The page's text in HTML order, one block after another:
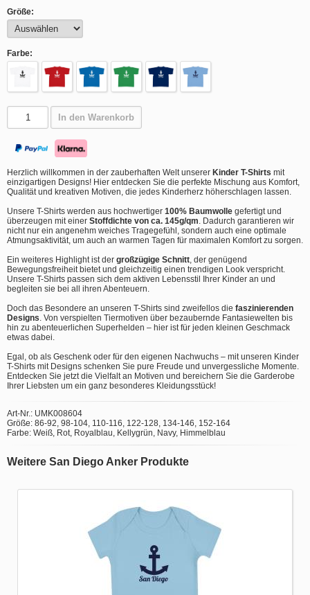
Größe:
Farbe:
In den Warenkorb
Herzlich willkommen in der zauberhaften Welt unserer Kinder T-Shirts mit
einzigartigen Designs! Hier entdecken Sie die perfekte Mischung aus Komfort,
Qualität und kreativen Motiven, die jedes Kinderherz höherschlagen lassen.
Unsere T-Shirts werden aus hochwertiger 100% Baumwolle gefertigt und
überzeugen mit einer Stoffdichte von ca. 145g/qm . Dadurch garantieren wir
nicht nur ein angenehm weiches Tragegefühl, sondern auch eine optimale
Atmungsaktivität, um auch an warmen Tagen für maximalen Komfort zu sorgen.
Ein weiteres Highlight ist der großzügige Schnitt , der genügend
Bewegungsfreiheit bietet und gleichzeitig einen trendigen Look verspricht.
Unsere T-Shirts passen sich dem aktiven Lebensstil Ihrer Kinder an und
begleiten sie bei all ihren Abenteuern.
Doch das Besondere an unseren T-Shirts sind zweifellos die faszinierenden
Designs . Von verspielten Tiermotiven über bezaubernde Fantasiewelten bis
hin zu abenteuerlichen Superhelden – hier ist für jeden kleinen Geschmack
etwas dabei.
Egal, ob als Geschenk oder für den eigenen Nachwuchs – mit unseren Kinder
T-Shirts mit Designs schenken Sie pure Freude und unvergessliche Momente.
Entdecken Sie jetzt die Vielfalt an Motiven und bereichern Sie die Garderobe
Ihrer Liebsten um ein ganz besonderes Kleidungsstück!
Art-Nr.: UMK008604
Größe: 86-92, 98-104, 110-116, 122-128, 134-146, 152-164
Farbe: Weiß, Rot, Royalblau, Kellygrün, Navy, Himmelblau
Weitere San Diego Anker Produkte